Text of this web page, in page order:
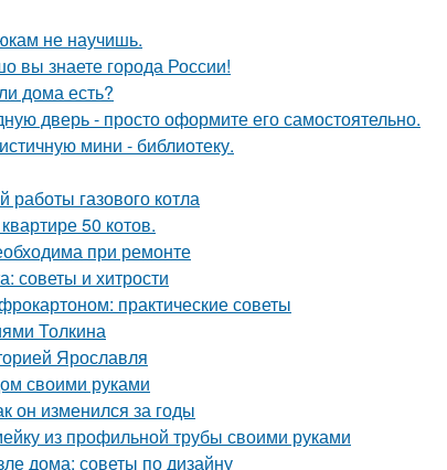
не научишь.
вы знаете города России!
дома есть?
дверь - просто оформите его самостоятельно.
мини - библиотеку.
работы газового котла
50 котов.
при ремонте
советы и хитрости
практические советы
Толкина
Ярославля
своими руками
он изменился за годы
из профильной трубы своими руками
дома: советы по дизайну